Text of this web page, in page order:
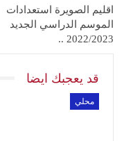
اقليم الصويرة استعدادات
الموسم الدراسي الجديد
2022/2023 ..
قد يعجبك ايضا
محلي